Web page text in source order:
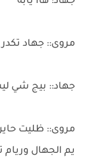
مروى:: جهاد تكدر
جهاد:: بيج شي
مروى:: ظليت
يم الجهال